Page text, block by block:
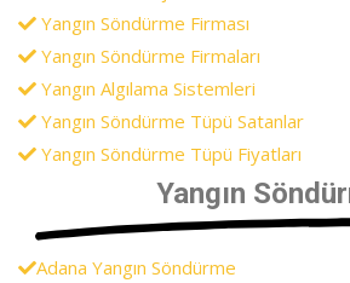
Yangın Söndürme Firması
Yangın Söndürme Firmaları
Yangın Algılama Sistemleri
Yangın Söndürme Tüpü Satanlar
Yangın Söndürme Tüpü Fiyatları
Yangın
Adana Yangın Söndürme